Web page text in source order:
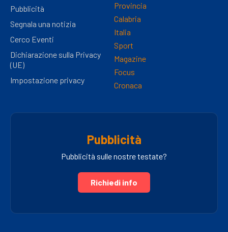
Pubblicità
Segnala una notizia
Cerco Eventi
Dichiarazione sulla Privacy
(UE)
Impostazione privacy
Provincia
Calabria
Italia
Sport
Magazine
Focus
Cronaca
Pubblicità
Pubblicità sulle nostre testate?
Richiedi info